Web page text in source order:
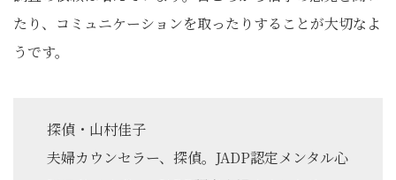
たり、コミュニケーションを取ったりすることが大切なよ
うです。
探偵・山村佳子
夫婦カウンセラー、探偵。JADP認定メンタル心